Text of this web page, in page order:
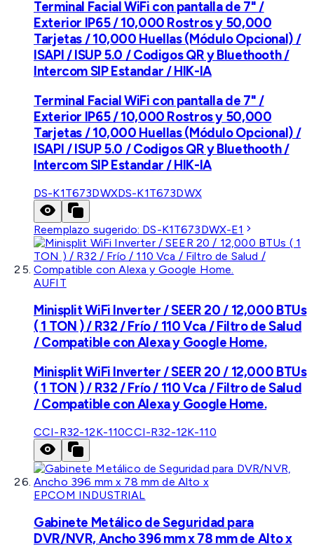
Terminal Facial WiFi con pantalla de 7" /
Exterior IP65 / 10,000 Rostros y 50,000
Tarjetas / 10,000 Huellas (Módulo Opcional) /
ISAPI / ISUP 5.0 / Codigos QR y Bluethooth /
Intercom SIP Estandar / HIK-IA
Terminal Facial WiFi con pantalla de 7" /
Exterior IP65 / 10,000 Rostros y 50,000
Tarjetas / 10,000 Huellas (Módulo Opcional) /
ISAPI / ISUP 5.0 / Codigos QR y Bluethooth /
Intercom SIP Estandar / HIK-IA
DS-K1T673DWXDS-K1T673DWX
Reemplazo sugerido: DS-K1T673DWX-E1
AUFIT
Minisplit WiFi Inverter / SEER 20 / 12,000 BTUs
( 1 TON ) / R32 / Frío / 110 Vca / Filtro de Salud
/ Compatible con Alexa y Google Home.
Minisplit WiFi Inverter / SEER 20 / 12,000 BTUs
( 1 TON ) / R32 / Frío / 110 Vca / Filtro de Salud
/ Compatible con Alexa y Google Home.
CCI-R32-12K-110CCI-R32-12K-110
EPCOM INDUSTRIAL
Gabinete Metálico de Seguridad para
DVR/NVR, Ancho 396 mm x 78 mm de Alto x